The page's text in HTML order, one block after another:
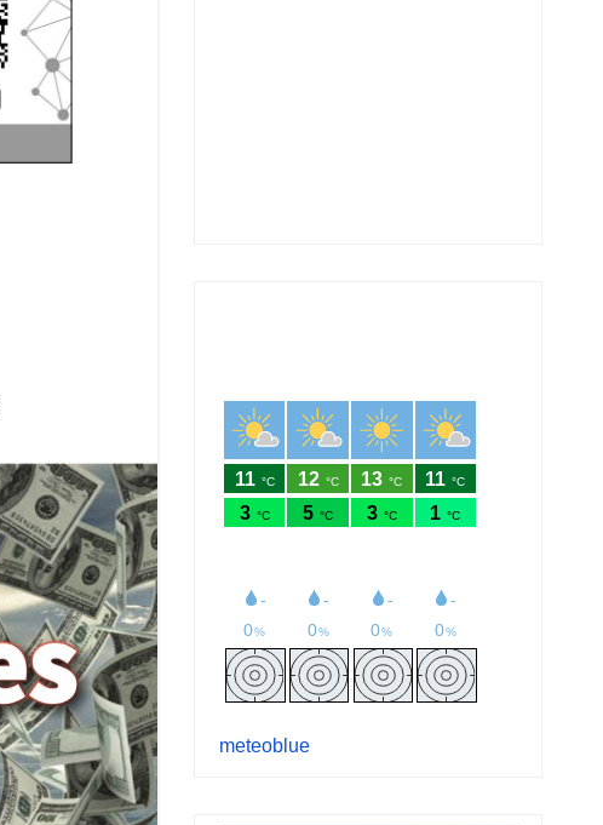
meteoblue